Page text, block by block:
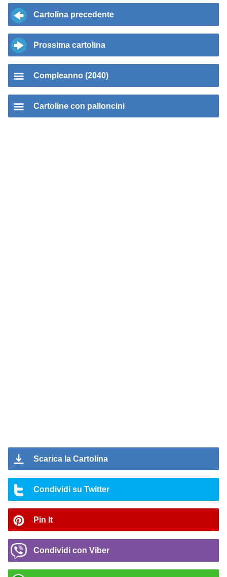
Cartolina precedente
Prossima cartolina
Compleanno (2040)
Cartoline con palloncini
Scarica la Cartolina
Condividi su Twitter
Pin It
Condividi con Viber